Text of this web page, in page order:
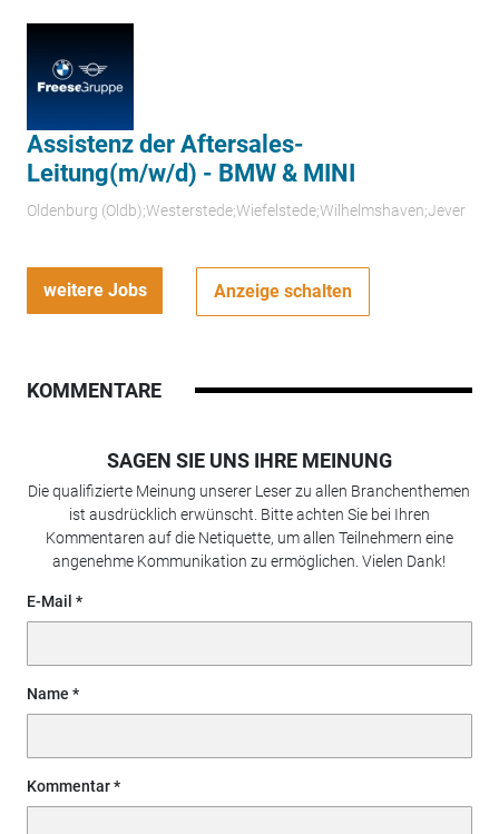
Assistenz der Aftersales-
Leitung(m/w/d) - BMW & MINI
Oldenburg (Oldb);Westerstede;Wiefelstede;Wilhelmshaven;Jever
weitere Jobs Anzeige schalten
KOMMENTARE
SAGEN SIE UNS IHRE MEINUNG
Die qualifizierte Meinung unserer Leser zu allen Branchenthemen
ist ausdrücklich erwünscht. Bitte achten Sie bei Ihren
Kommentaren auf die Netiquette, um allen Teilnehmern eine
angenehme Kommunikation zu ermöglichen. Vielen Dank!
E-Mail
Name
Kommentar